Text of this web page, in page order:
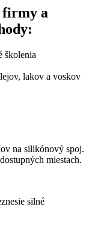
firmy a
školenia
lakov a voskov
na silikónový spoj.
miestach.
silné